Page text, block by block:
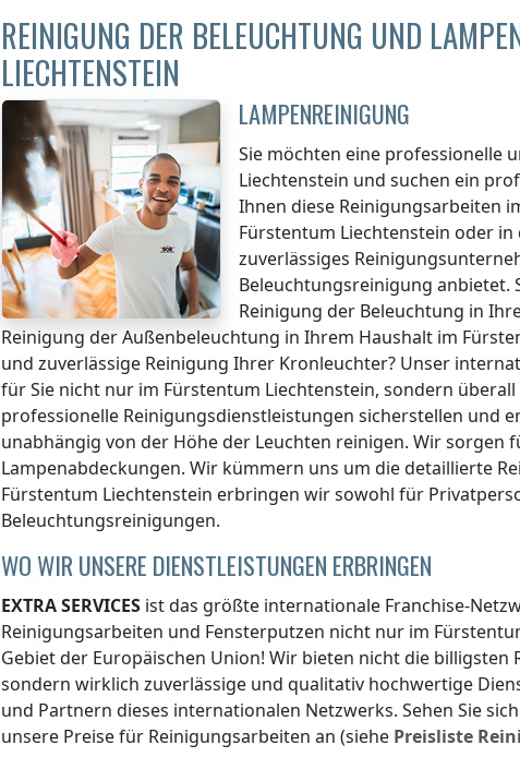
REINIGUNG DER BELEUCHTUNG UND
LIECHTENSTEIN
LAMPENREINIGUNG
Sie möchten eine professionelle
Liechtenstein und suchen ein
Ihnen diese Reinigungsarbeiten
Fürstentum Liechtenstein oder in
zuverlässiges
Beleuchtungsreinigung anbietet.
Reinigung der Beleuchtung in
Reinigung der Außenbeleuchtung in Ihrem Haushalt im
und zuverlässige Reinigung Ihrer Kronleuchter? Unser
für Sie nicht nur im Fürstentum Liechtenstein, sondern überall
professionelle Reinigungsdienstleistungen sicherstellen und
unabhängig von der Höhe der Leuchten reinigen. Wir sorgen
Lampenabdeckungen. Wir kümmern uns um die detaillierte
Fürstentum Liechtenstein erbringen wir sowohl für
Beleuchtungsreinigungen.
WO WIR UNSERE DIENSTLEISTUNGEN ERBRINGEN
EXTRA SERVICES ist das größte internationale Franchise-
Reinigungsarbeiten und Fensterputzen nicht nur im
Gebiet der Europäischen Union! Wir bieten nicht die billigsten
sondern wirklich zuverlässige und qualitativ hochwertige
und Partnern dieses internationalen Netzwerks. Sehen Sie
unsere Preise für Reinigungsarbeiten an (siehe Preisliste